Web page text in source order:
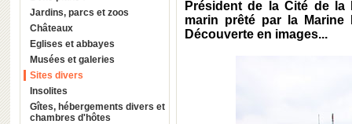
Jardins, parcs et zoos
Châteaux
Eglises et abbayes
Musées et galeries
Sites divers
Insolites
Gîtes, hébergements divers et
chambres d'hôtes
Président de la Cité de la
marin prêté par la Marine
Découverte en images...